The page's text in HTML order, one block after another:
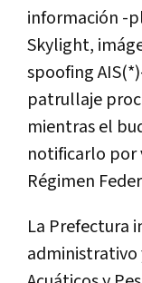
información -
Skylight,
spoofing
patrullaje
mientras el
notificarlo por
Régimen
La Prefectura
administrativo